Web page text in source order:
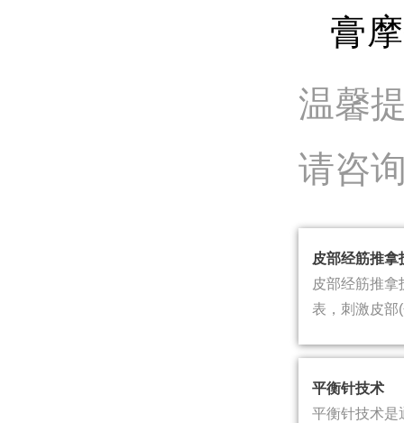
膏
温馨
请咨
皮部经筋推拿
皮部经筋推
表，刺激皮部
平衡针技术
平衡针技术是